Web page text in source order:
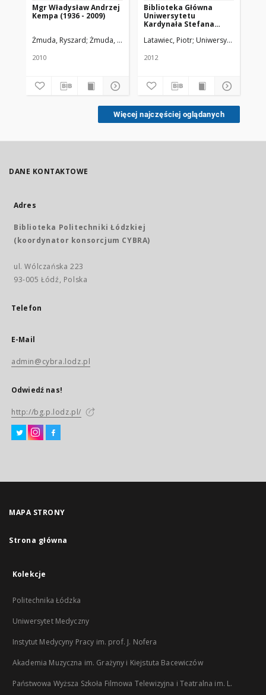
Mgr Władysław Andrzej
Kempa (1936 - 2009)
Żmuda, Ryszard Żmuda, Ryszard. Red. nacz.
2010
Biblioteka Główna
Uniwersytetu
Kardynała Stefana
Warszawie
Latawiec, Piotr Uniwersytet
2012
Więcej najczęściej oglądanych
DANE KONTAKTOWE
Adres
Biblioteka Politechniki Łódzkiej
(koordynator konsorcjum CYBRA)
ul. Wólczańska 223
93-005 Łódź, Polska
Telefon
E-Mail
admin@cybra.lodz.pl
Odwiedź nas!
http://bg.p.lodz.pl/
MAPA STRONY
Strona główna
Kolekcje
Politechnika Łódzka
Uniwersytet Medyczny
Instytut Medycyny Pracy im. prof. J. Nofera
Akademia Muzyczna im. Grażyny i Kiejstuta Bacewiczów
Państwowa Wyższa Szkoła Filmowa Telewizyjna i Teatralna im. L.